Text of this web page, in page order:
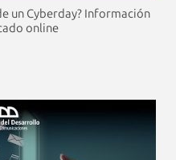
un Cyberday? Información
online